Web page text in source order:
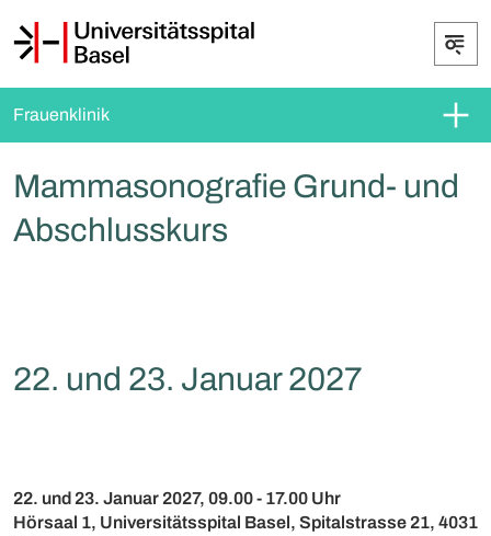
Frauenklinik
Mammasonografie Grund- und
Abschlusskurs
22. und 23. Januar 2027
22. und 23. Januar 2027, 09.00 - 17.00 Uhr
Hörsaal 1, Universitätsspital Basel, Spitalstrasse 21, 4031